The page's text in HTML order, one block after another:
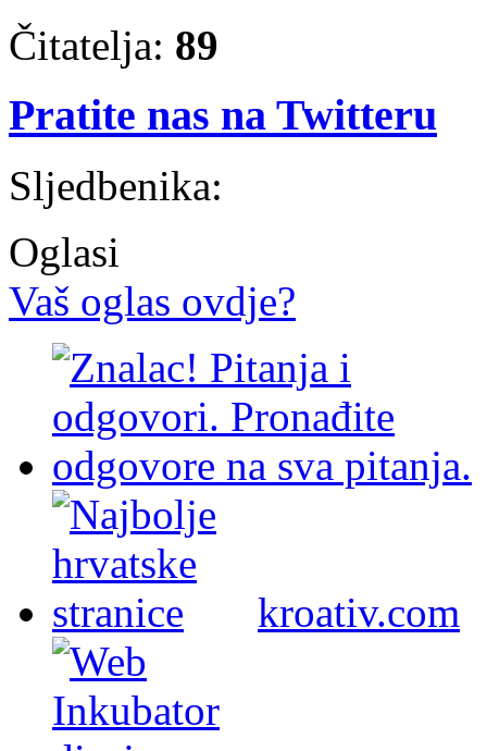
Čitatelja: 89
Pratite nas na Twitteru
Sljedbenika:
Oglasi
Vaš oglas ovdje?
kroativ.com